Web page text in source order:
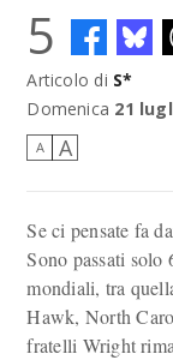
5
Articolo di S*
Domenica 21
A A
Se ci pensate fa
Sono passati solo
mondiali, tra
Hawk, North
fratelli Wright